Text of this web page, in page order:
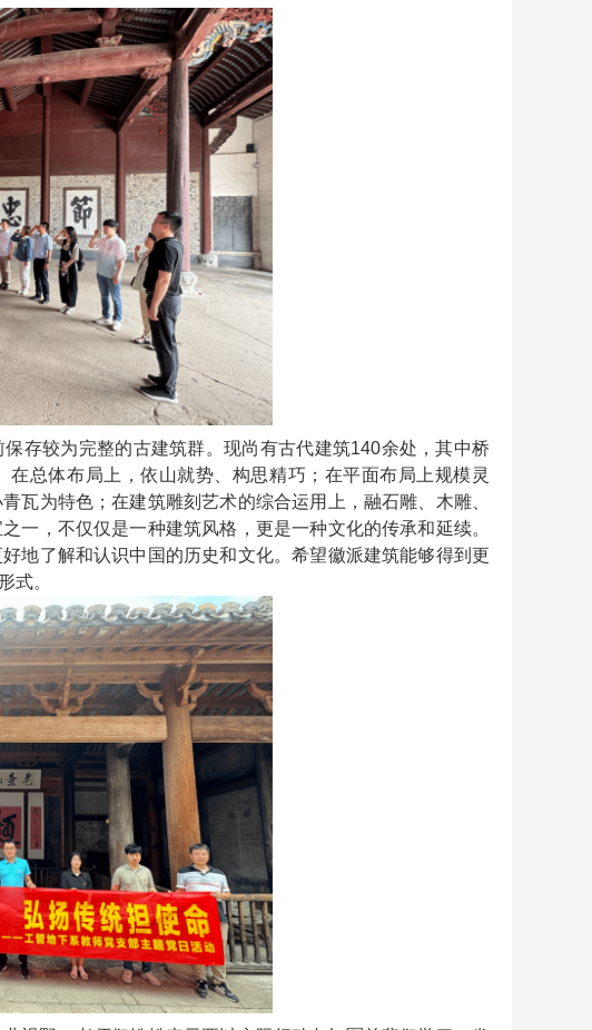
存较为完整的古建筑群。现尚有古代建筑140余处，其中桥
在总体布局上，依山就势、构思精巧；在平面布局上规模灵
瓦为特色；在建筑雕刻艺术的综合运用上，融石雕、木雕、
一，不仅仅是一种建筑风格，更是一种文化的传承和延续。
地了解和认识中国的历史和文化。希望徽派建筑能够得到更
式。